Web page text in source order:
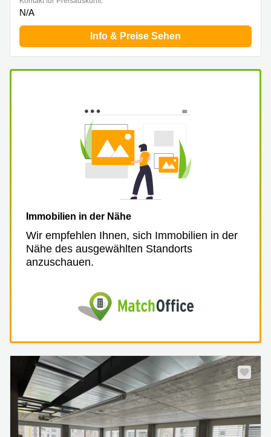
N/A
Info & Preise Sehen
Immobilien in der Nähe
Wir empfehlen Ihnen, sich Immobilien in der
Nähe des ausgewählten Standorts
anzuschauen.